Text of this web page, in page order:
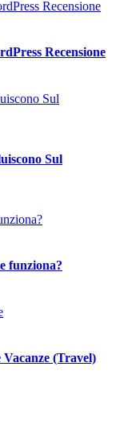
Recensione
Sul
funziona?
(Travel)